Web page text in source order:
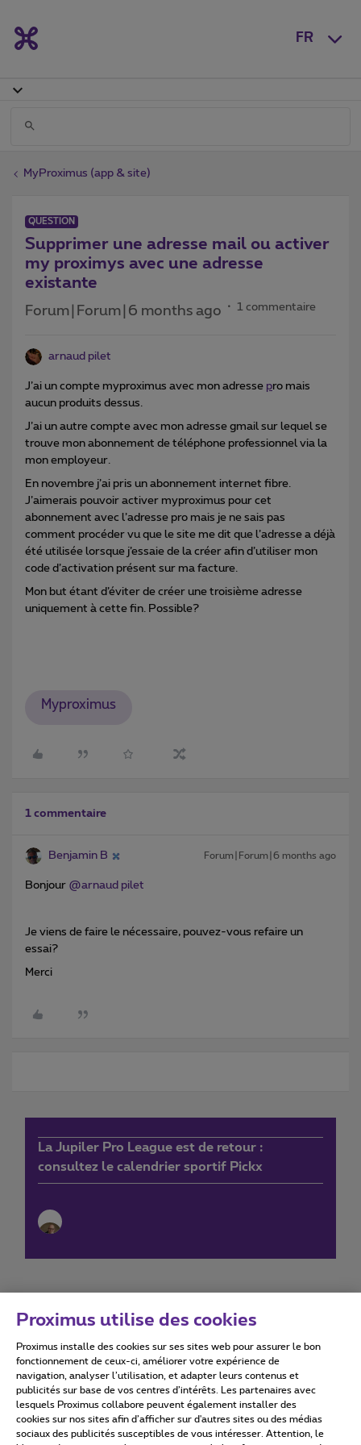
FR
MyProximus (app & site)
QUESTION
Supprimer une adresse mail ou activer
my proximys avec une adresse
existante
Forum|Forum|6 months ago 1 commentaire
arnaud pilet
J’ai un compte myproximus avec mon adresse pro mais
aucun produits dessus.
J’ai un autre compte avec mon adresse gmail sur lequel se
trouve mon abonnement de téléphone professionnel via la
mon employeur.
En novembre j’ai pris un abonnement internet fibre.
J’aimerais pouvoir activer myproximus pour cet
abonnement avec l’adresse pro mais je ne sais pas
comment procéder vu que le site me dit que l’adresse a déjà
été utilisée lorsque j’essaie de la créer afin d’utiliser mon
code d’activation présent sur ma facture.
Mon but étant d’éviter de créer une troisième adresse
uniquement à cette fin. Possible?
Myproximus
1 commentaire
Benjamin B Forum|Forum|6 months ago
Bonjour ​ @arnaud pilet
Je viens de faire le nécessaire, pouvez-vous refaire un
essai?
Merci
La Jupiler Pro League est de retour :
consultez le calendrier sportif Pickx
Conditions d'utilisation Accessibility statement
Tous droits réservés. © 2026 Proximus
Proximus utilise des cookies
Proximus installe des cookies sur ses sites web pour assurer le bon
fonctionnement de ceux-ci, améliorer votre expérience de
navigation, analyser l’utilisation, et adapter leurs contenus et
publicités sur base de vos centres d’intérêts. Les partenaires avec
lesquels Proximus collabore peuvent également installer des
cookies sur nos sites afin d’afficher sur d'autres sites ou des médias
sociaux des publicités susceptibles de vous intéresser. Attention, le